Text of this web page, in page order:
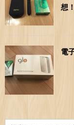
想！
電